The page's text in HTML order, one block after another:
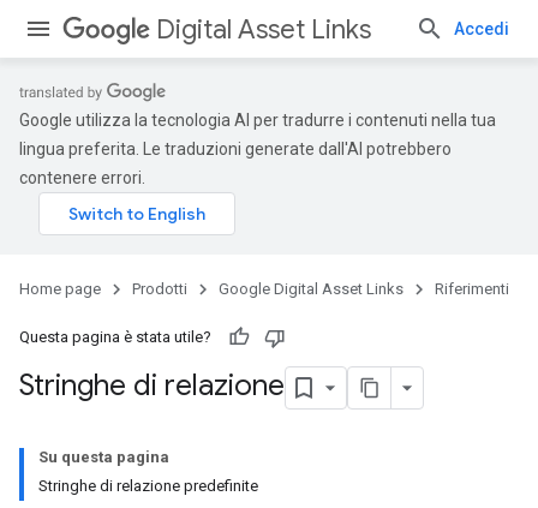
Digital Asset Links Accedi
Google utilizza la tecnologia AI per tradurre i contenuti nella tua
lingua preferita. Le traduzioni generate dall'AI potrebbero
contenere errori.
Home page Prodotti Google Digital Asset Links Riferimenti
Questa pagina è stata utile?
Stringhe di relazione
Su questa pagina
Stringhe di relazione predefinite